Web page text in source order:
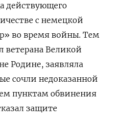
действующего
с немецкой
во время войны. Тем
Великой
Родине, заявляла
сочли недоказанной
пунктам обвинения
защите